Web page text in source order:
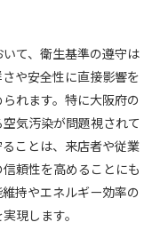
て、衛生基準の遵守は
や安全性に直接影響を
れます。特に大阪府の
気汚染が問題視されて
ことは、来店者や従業
頼性を高めることにも
持やエネルギー効率の
現します。